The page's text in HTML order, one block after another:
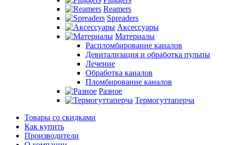
Reamers
Spreaders
Аксессуары
Материалы
Распломбирование каналов
Девитализация и обработка пульпы
Лечение
Обработка каналов
Пломбирование каналов
Разное
Термогуттаперча
Товары со скидками
Как купить
Производители